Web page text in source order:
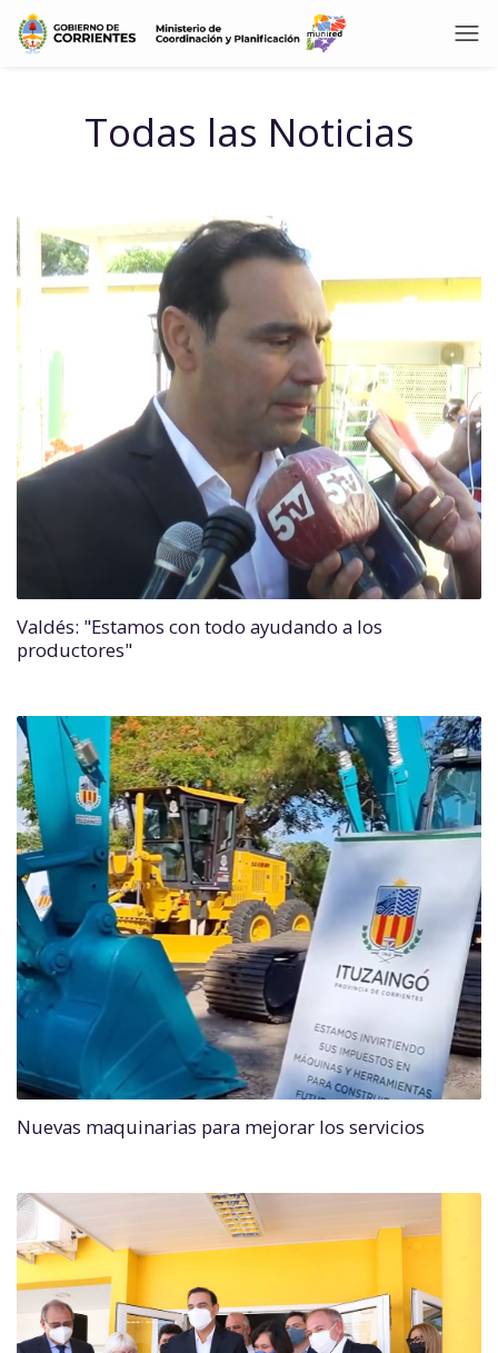
Todas las Noticias
Valdés: "Estamos con todo ayudando a los
productores"
Nuevas maquinarias para mejorar los servicios